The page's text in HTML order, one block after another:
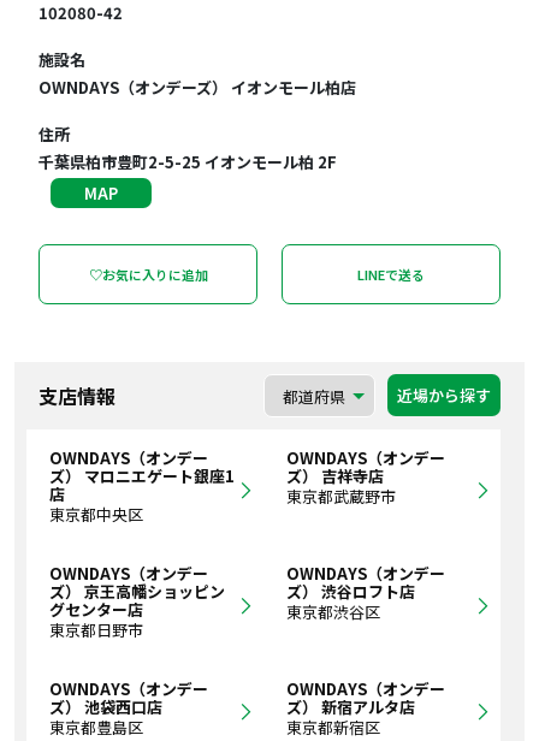
102080-42
施設名
OWNDAYS（オンデーズ） イオンモール柏店
住所
千葉県柏市豊町2-5-25 イオンモール柏 2F
MAP
♡お気に入りに追加 LINEで送る
支店情報 近場から探す
OWNDAYS（オンデー
ズ） マロニエゲート銀座1
店
東京都中央区
OWNDAYS（オンデー
ズ） 吉祥寺店
東京都武蔵野市
OWNDAYS（オンデー
ズ） 京王高幡ショッピン
グセンター店
東京都日野市
OWNDAYS（オンデー
ズ） 渋谷ロフト店
東京都渋谷区
OWNDAYS（オンデー
ズ） 池袋西口店
東京都豊島区
OWNDAYS（オンデー
ズ） 新宿アルタ店
東京都新宿区